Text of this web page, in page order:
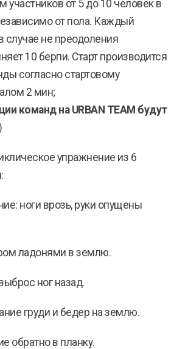
участников от 5 до 10 человек в
от пола. Каждый
случае не преодоления
10 берпи. Старт производится
согласно стартовому
2 мин;
команд на URBAN TEAM будут
упражнение из 6
ноги врозь, руки опущены
ладонями в землю.
ног назад.
груди и бедер на землю.
обратно в планку.